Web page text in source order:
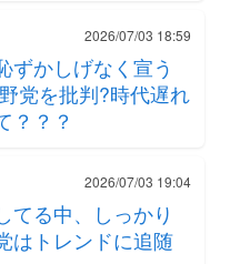
2026/07/03 18:59
ずかしげなく宣う
党を批判?時代遅れ
？？？
2026/07/03 19:04
てる中、しっかり
はトレンドに追随